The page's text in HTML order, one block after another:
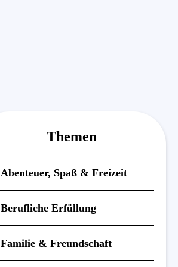
Themen
Abenteuer, Spaß & Freizeit
Berufliche Erfüllung
Familie & Freundschaft